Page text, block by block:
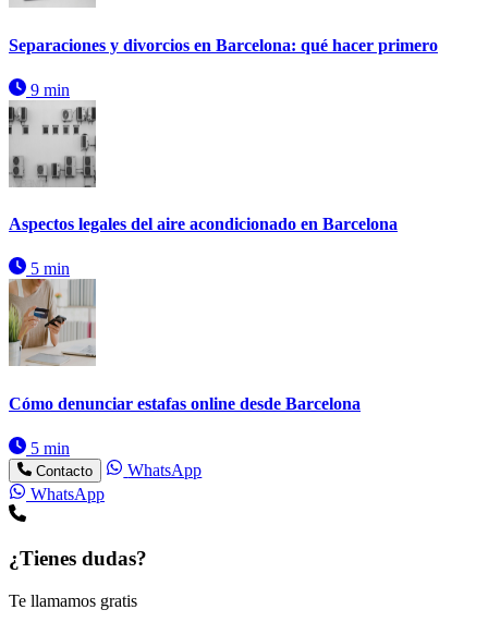
Separaciones y divorcios en Barcelona: qué hacer primero
9 min
Aspectos legales del aire acondicionado en Barcelona
5 min
Cómo denunciar estafas online desde Barcelona
5 min
Contacto
WhatsApp
WhatsApp
¿Tienes dudas?
Te llamamos gratis